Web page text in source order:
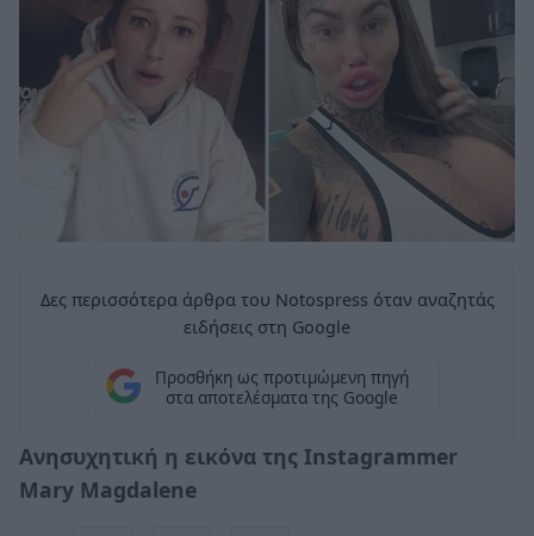
Δες περισσότερα άρθρα του Notospress όταν αναζητάς
ειδήσεις στη Google
Προσθήκη ως προτιμώμενη πηγή
στα αποτελέσματα της Google
Ανησυχητική η εικόνα της Instagrammer
Mary Magdalene